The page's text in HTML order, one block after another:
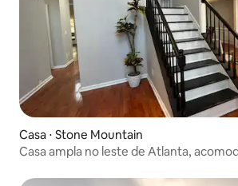
Casa ⋅ Stone Mountain
Casa ampla no leste de Atlanta,